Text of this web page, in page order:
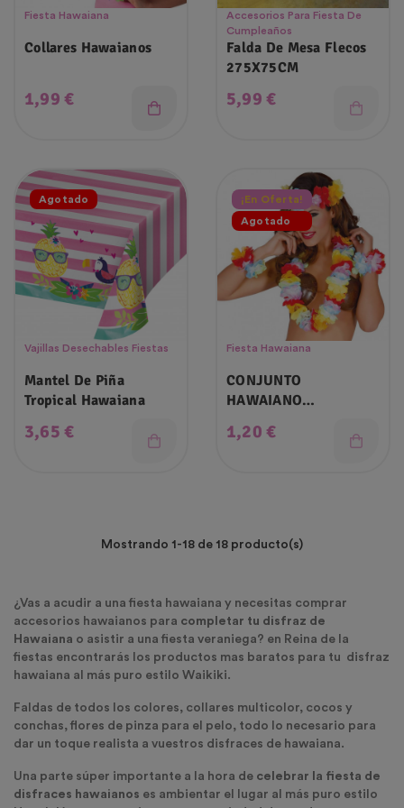
Fiesta Hawaiana
Collares Hawaianos
Precio
1,99 €
Accesorios Para Fiesta De
Cumpleaños
Falda De Mesa Flecos
275X75CM
Precio
5,99 €
Agotado
Vajillas Desechables Fiestas
Mantel De Piña
Tropical Hawaiana
Precio
3,65 €
¡En Oferta!
Agotado
Fiesta Hawaiana
CONJUNTO
HAWAIANO
Precio
1,20 €
Mostrando 1-18 de 18 producto(s)
¿Vas a acudir a una fiesta hawaiana y necesitas comprar
accesorios hawaianos para completar tu disfraz de
Hawaiana o asistir a una fiesta veraniega? en Reina de la
fiestas encontrarás los productos mas baratos para tu disfraz
hawaiana al más puro estilo Waikiki.
Faldas de todos los colores, collares multicolor, cocos y
conchas, flores de pinza para el pelo, todo lo necesario para
dar un toque realista a vuestros disfraces de hawaiana.
Una parte súper importante a la hora de celebrar la fiesta de
disfraces hawaianos es ambientar el lugar al más puro estilo